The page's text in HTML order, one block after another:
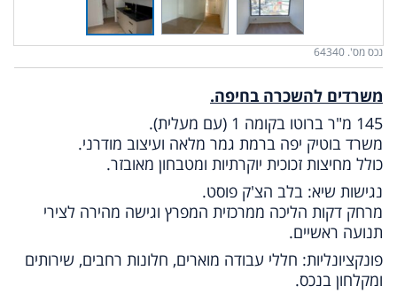
נכס מס'. 64340
משרדים להשכרה בחיפה.
145 מ"ר ברוטו בקומה 1 (עם מעלית).
משרד בוטיק יפה ברמת גמר מלאה ועיצוב מודרני.
כולל מחיצות זכוכית יוקרתיות ומטבחון מאובזר.
נגישות שיא: בלב הצ'ק פוסט.
מרחק דקות הליכה ממרכזית המפרץ וגישה מהירה לצירי
תנועה ראשיים.
פונקציונליות: חללי עבודה מוארים, חלונות רחבים, שירותים
ומקלחון בנכס.